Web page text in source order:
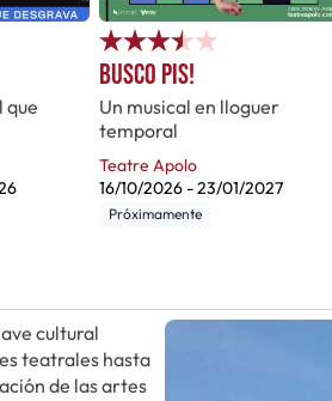
que
Busco pis!
Un musical en lloguer
temporal
Teatre Apolo
16/10/2026-23/01/2027
Próximamente
cultural
teatrales hasta
de las artes